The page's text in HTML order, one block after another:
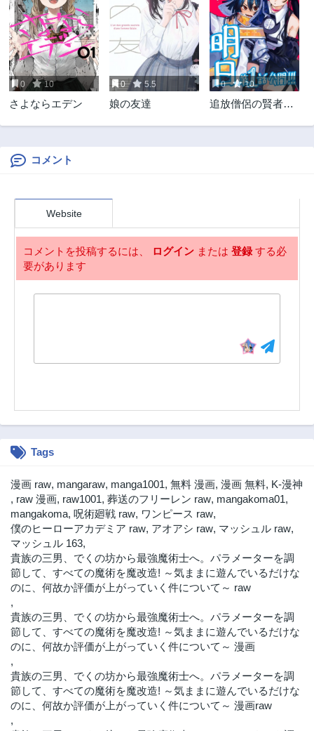
0 10
さよならエデン
0 5.5
娘の友達
0 10
追放僧侶の賢者タ
コメント
Website
コメントを投稿するには、 ログイン または 登録する必
要があります
Tags
漫画 raw, mangaraw, manga1001, 無料 漫画, 漫画 無料, K-漫神
, raw 漫画, raw1001, 葬送のフリーレン raw, mangakoma01,
mangakoma, 呪術廻戦 raw, ワンピース raw,
僕のヒーローアカデミア raw, アオアシ raw, マッシュル raw,
マッシュル 163,
貴族の三男、でくの坊から最強魔術士へ。パラメーターを調
節して、すべての魔術を魔改造! ～気ままに遊んでいるだけな
のに、何故か評価が上がっていく件について～ raw
,
貴族の三男、でくの坊から最強魔術士へ。パラメーターを調
節して、すべての魔術を魔改造! ～気ままに遊んでいるだけな
のに、何故か評価が上がっていく件について～ 漫画
,
貴族の三男、でくの坊から最強魔術士へ。パラメーターを調
節して、すべての魔術を魔改造! ～気ままに遊んでいるだけな
のに、何故か評価が上がっていく件について～ 漫画raw
,